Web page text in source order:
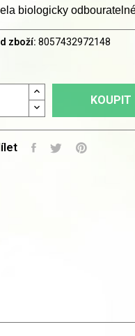
biologicky
zboží: 8057432972148
KOUPIT